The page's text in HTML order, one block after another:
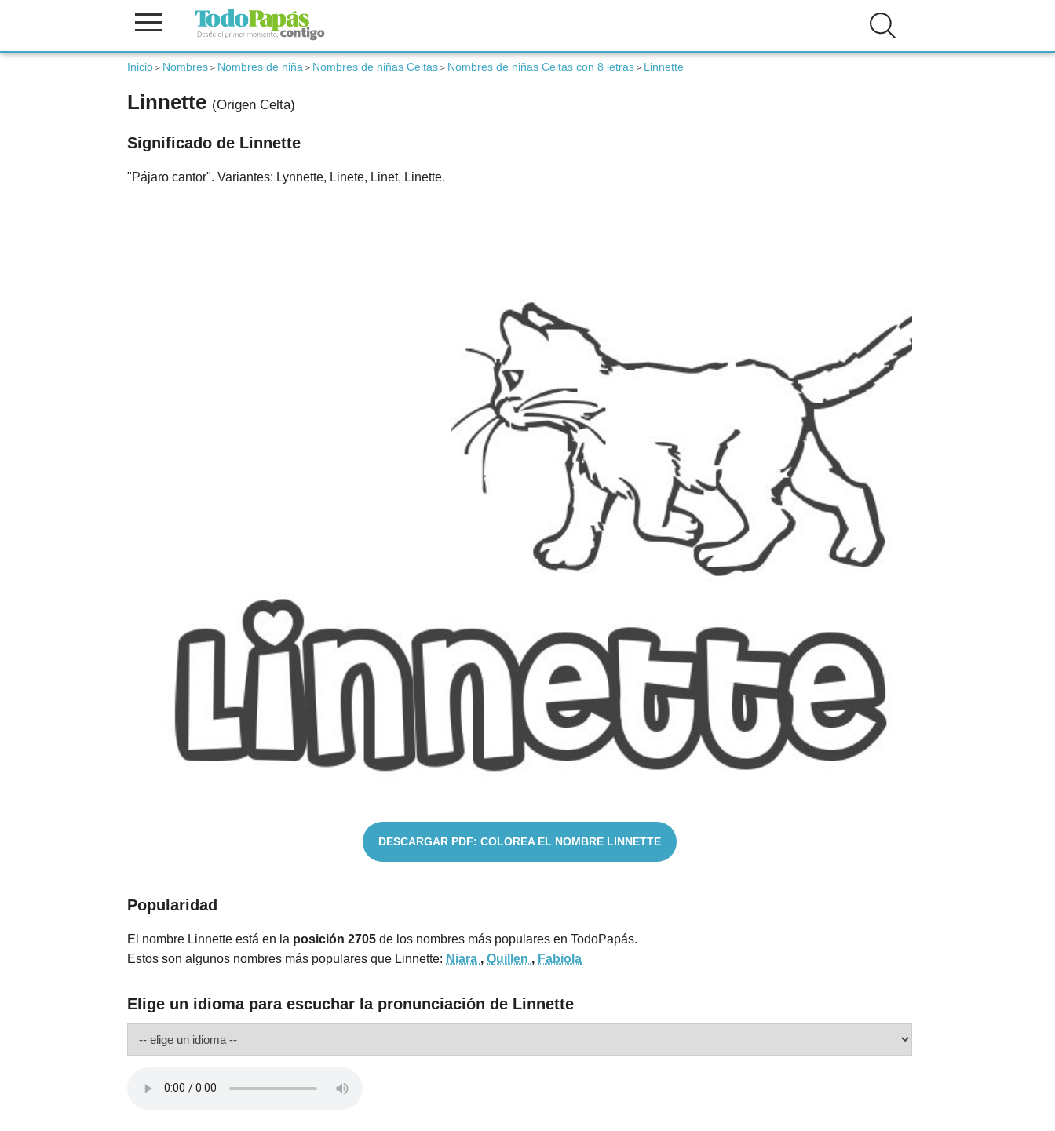
Inicio > Nombres > Nombres de niña > Nombres de niñas Celtas > Nombres de niñas Celtas con 8 letras > Linnette
Linnette (Origen Celta)
Significado de Linnette
"Pájaro cantor". Variantes: Lynnette, Linete, Linet, Linette.
DESCARGAR PDF: COLOREA EL NOMBRE LINNETTE
Popularidad
El nombre Linnette está en la posición 2705 de los nombres más populares en TodoPapás.
Estos son algunos nombres más populares que Linnette: Niara , Quillen , Fabiola
Elige un idioma para escuchar la pronunciación de Linnette